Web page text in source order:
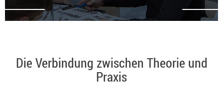
Die Verbindung zwischen Theorie und
Praxis